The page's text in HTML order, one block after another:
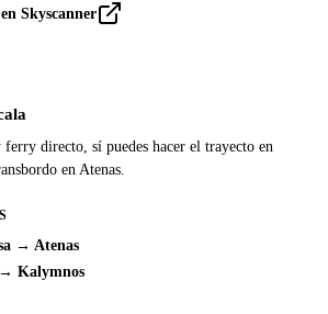
Skyscanner
ferry directo, sí puedes hacer el trayecto en
en Atenas.
→ Atenas
Kalymnos